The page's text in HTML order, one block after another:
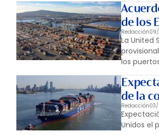
de los
Redacción
La United
los
de la
Redacción
Unidos el